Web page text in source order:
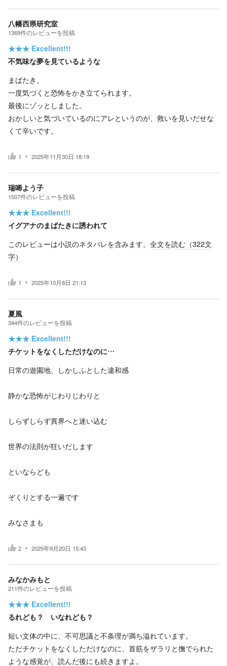
八幡西県研究室
1369件のレビューを投稿
★★★ Excellent!!!
不気味な夢を見ているような
まばたき。
一度気づくと恐怖をかき立てられます。
最後にゾッとしました。
おかしいと気づいているのにアレというのが、救いを見いだせな
くて辛いです。
1 2025年11月30日 18:19
瑞唏よう子
1507件のレビューを投稿
★★★ Excellent!!!
イグアナのまばたきに誘われて
このレビューは小説のネタバレを含みます。 全文を読む（322文
字）
1 2025年10月8日 21:13
夏風
344件のレビューを投稿
★★★ Excellent!!!
チケットをなくしただけなのに…
日常の遊園地、しかしふとした違和感
静かな恐怖がじわりじわりと
しらずしらず異界へと迷い込む
世界の法則が狂いだします
といならども
ぞくりとする一遍です
みなさまも
2 2025年9月20日 15:43
みなかみもと
211件のレビューを投稿
★★★ Excellent!!!
るれども？ いなれども？
短い文体の中に、不可思議と不条理が満ち溢れています。
ただチケットをなくしただけなのに、首筋をザラリと撫でられた
ような感覚が、読んだ後にも続きますよ。